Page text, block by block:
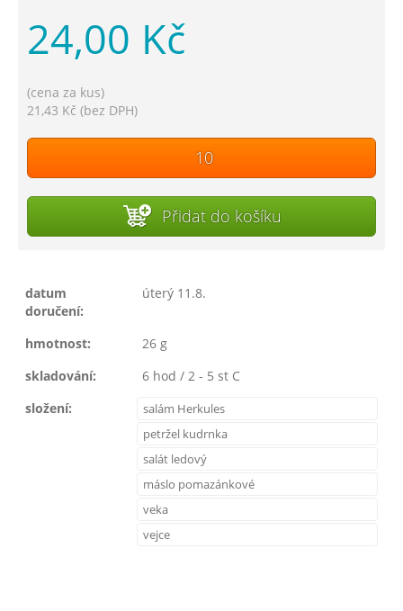
24,00 Kč
(cena za kus)
21,43 Kč (bez DPH)
Přidat do košíku
datum
doručení:
úterý 11.8.
hmotnost:
26 g
skladování:
6 hod / 2 - 5 st C
složení:
salám Herkules
petržel kudrnka
salát ledový
máslo pomazánkové
veka
vejce